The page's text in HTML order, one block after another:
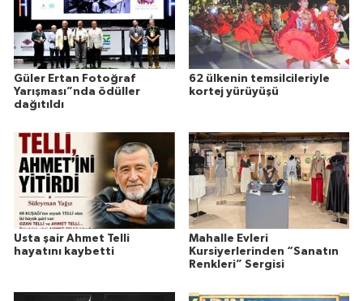
Güler Ertan Fotoğraf
Yarışması”nda ödüller
dağıtıldı
62 ülkenin temsilcileriyle
kortej yürüyüşü
Usta şair Ahmet Telli
hayatını kaybetti
Mahalle Evleri
Kursiyerlerinden “Sanatın
Renkleri” Sergisi